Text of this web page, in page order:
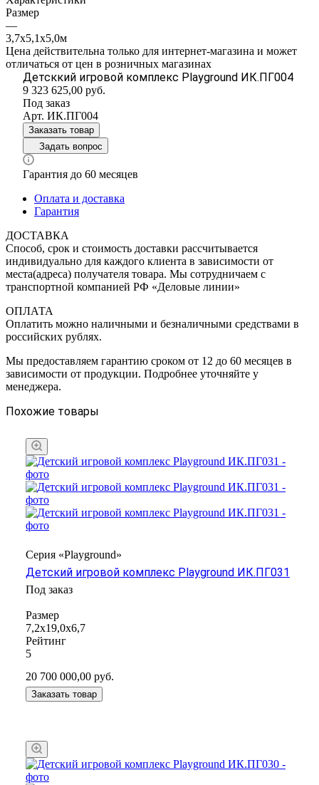
Размер
—
3,7х5,1х5,0м
Цена действительна только для интернет-магазина и может
отличаться от цен в розничных магазинах
Детсккий игровой комплекс Playground ИК.ПГ004
9 323 625,00 руб.
Под заказ
Арт. ИК.ПГ004
Заказать товар
Задать вопрос
Гарантия до 60 месяцев
Оплата и доставка
Гарантия
ДОСТАВКА
Способ, срок и стоимость доставки рассчитывается
индивидуально для каждого клиента в зависимости от
места(адреса) получателя товара. Мы сотрудничаем с
транспортной компанией РФ «Деловые линии»
ОПЛАТА
Оплатить можно наличными и безналичными средствами в
российских рублях.
Мы предоставляем гарантию сроком от 12 до 60 месяцев в
зависимости от продукции. Подробнее уточняйте у
менеджера.
Похожие товары
Серия «Playground»
Детский игровой комплекс Playground ИК.ПГ031
Под заказ
Размер
7,2х19,0х6,7
Рейтинг
5
20 700 000,00 руб.
Заказать товар